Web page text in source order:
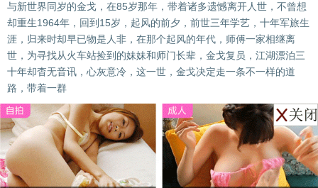
与新世界同岁的金戈，在85岁那年，带着诸多遗憾离开人世，不曾想
却重生1964年，回到15岁，起风的前夕，前世三年学艺，十年军旅生
涯，归来时却早已物是人非，在那个起风的年代，师傅一家相继离
世，为寻找从火车站捡到的妹妹和师门长辈，金戈复员，江湖漂泊三
十年却杳无音讯，心灰意冷，这一世，金戈决定走一条不一样的道
路，带着一群